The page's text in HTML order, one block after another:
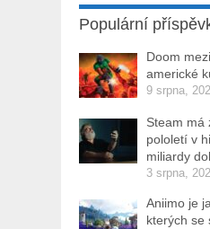
Populární
Doom
americké
9 srpna,
Steam má
pololetí v
miliardy
3 srpna,
Aniimo je
kterých se